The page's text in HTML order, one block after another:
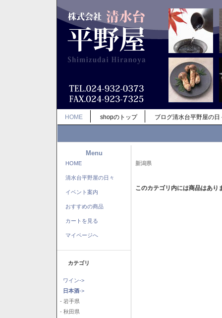
HOME shopのトップ ブログ清水台平野屋の日
Menu
HOME
清水台平野屋の日々
イベント案内
おすすめの商品
カートを見る
マイページへ
カテゴリ
ワイン->
日本酒->
- 岩手県
- 秋田県
新潟県
このカテゴリ内には商品はあり